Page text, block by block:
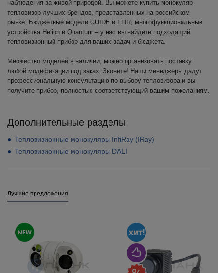
наблюдения за живой природой. Вы можете купить монокуляр
тепловизор лучших брендов, представленных на российском
рынке. Бюджетные модели GUIDE и FLIR, многофункциональные
устройства Helion и Quantum – у нас вы найдете подходящий
тепловизионный прибор для ваших задач и бюджета.
Множество моделей в наличии, можно организовать поставку
любой модификации под заказ. Звоните! Наши менеджеры дадут
профессиональную консультацию по выбору тепловизора и вы
получите прибор, полностью соответствующий вашим пожеланиям.
Дополнительные разделы
Тепловизионные монокуляры InfiRay (IRay)
Тепловизионные монокуляры DALI
Лучшие предложения